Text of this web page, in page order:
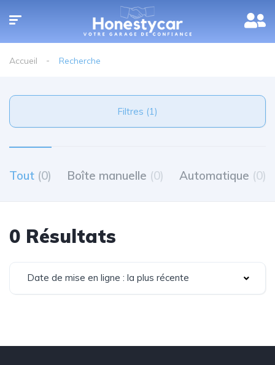
Accueil Recherche
Filtres (1)
Tout (0) Boîte manuelle (0) Automatique (0)
0 Résultats
Date de mise en ligne : la plus récente